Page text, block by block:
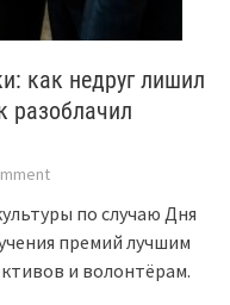
как недруг лишил
разоблачил
по случаю Дня
премий лучшим
и волонтёрам.